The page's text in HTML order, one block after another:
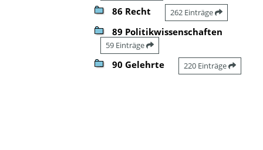
86 Recht 262 Einträge
89 Politikwissenschaften
59 Einträge
90 Gelehrte 220 Einträge